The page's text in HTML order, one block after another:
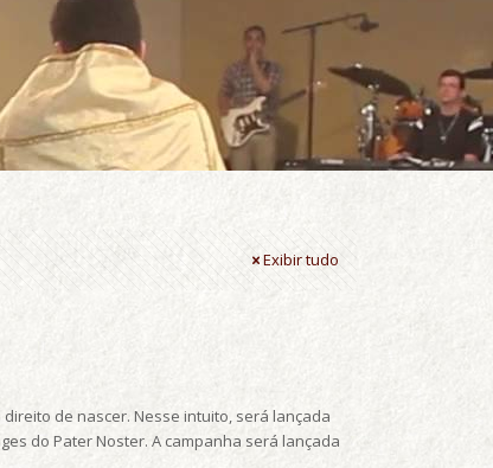
Exibir tudo
de nascer. Nesse intuito, será lançada
do Pater Noster. A campanha será lançada